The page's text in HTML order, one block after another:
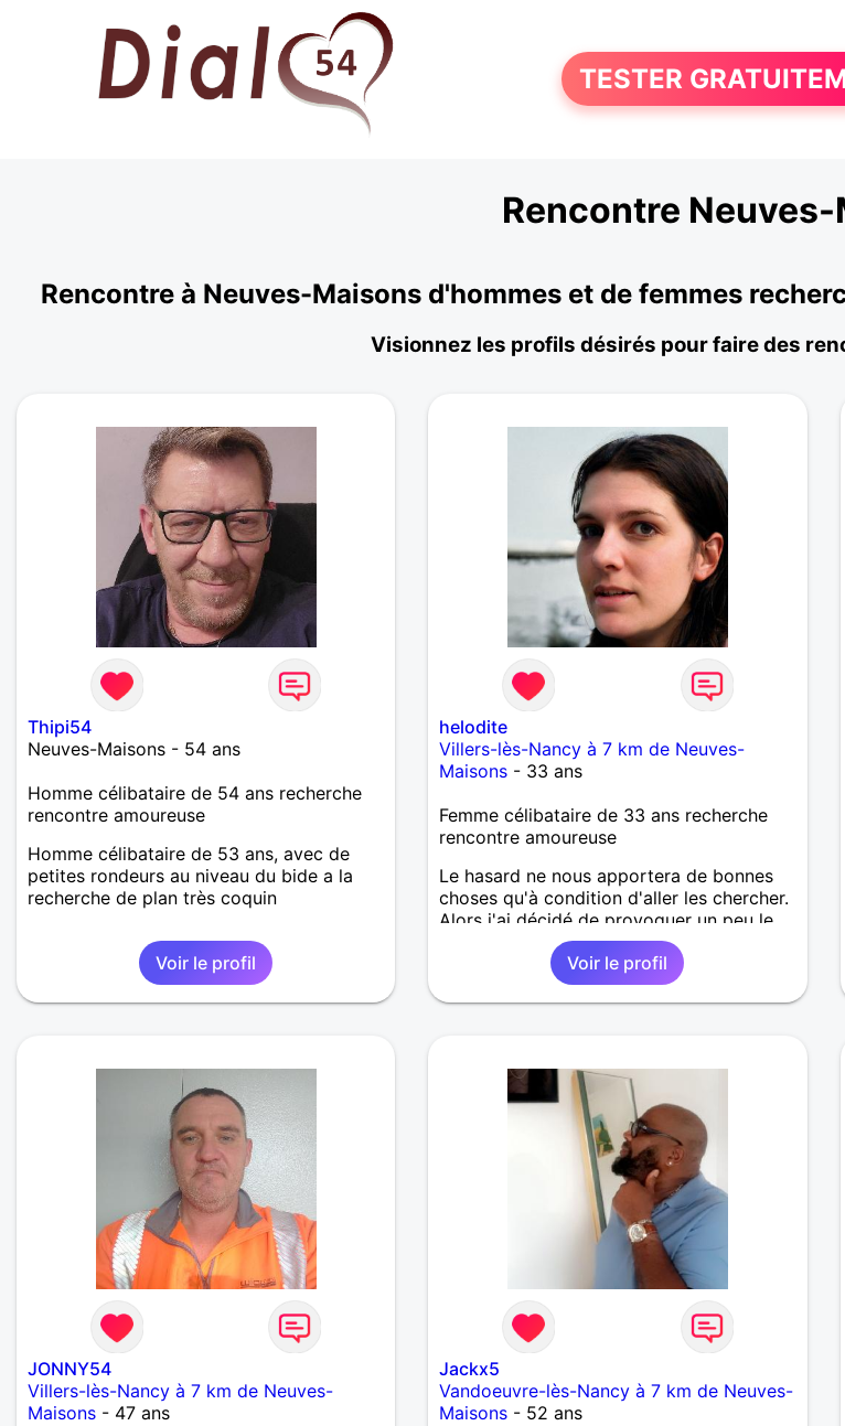
TESTER
Rencontre
Rencontre à Neuves-Maisons d'hommes et de femmes
Visionnez les profils désirés pour faire des
Thipi54
Neuves-Maisons - 54 ans
Homme célibataire de 54 ans recherche
rencontre amoureuse
Homme célibataire de 53 ans, avec de
petites rondeurs au niveau du bide a la
recherche de plan très coquin
Voir le profil
helodite
Villers-lès-Nancy à 7 km de Neuves-
Maisons - 33 ans
Femme célibataire de 33 ans recherche
rencontre amoureuse
Le hasard ne nous apportera de bonnes
choses qu'à condition d'aller les chercher.
Alors j'ai décidé de provoquer un peu le
destin. D'abord ce sera dans la
communication. Ensuite, plus si nous nous
Voir le profil
JONNY54
Villers-lès-Nancy à 7 km de Neuves-
Maisons - 47 ans
Jackx5
Vandoeuvre-lès-Nancy à 7 km de Neuves-
Maisons - 52 ans